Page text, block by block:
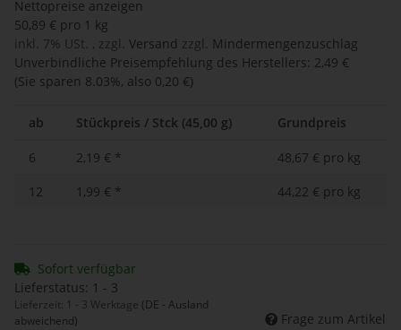
Nettopreise anzeigen
50,89 € pro 1 kg
inkl. 7% USt. , zzgl. Versand zzgl.
Mindermengenzuschlag
Unverbindliche Preisempfehlung des Herstellers: 2,49 €
(Sie sparen 8.03%, also 0,20 €)
ab Stückpreis / Stck (45,00 g) Grundpreis
6 2,19 € *
48,67 € pro kg
12
1,99 € * 44,22 € pro kg
Sofort verfügbar
Lieferstatus: 1 - 3
Lieferzeit: 1 - 3 Werktage (DE - Ausland
abweichend)
Frage zum Artikel